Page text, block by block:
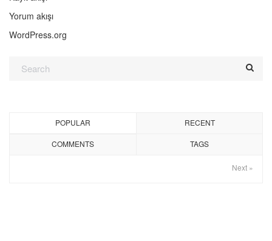
Yorum akışı
WordPress.org
POPULAR RECENT
COMMENTS TAGS
Next »